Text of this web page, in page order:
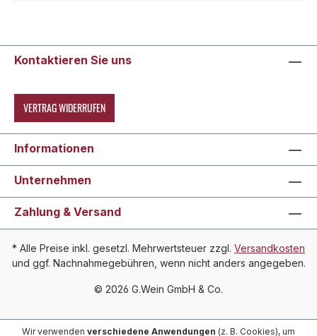
Kontaktieren Sie uns
VERTRAG WIDERRUFEN
Informationen
Unternehmen
Zahlung & Versand
* Alle Preise inkl. gesetzl. Mehrwertsteuer zzgl. Versandkosten
und ggf. Nachnahmegebühren, wenn nicht anders angegeben.
© 2026 G.Wein GmbH & Co.
Wir verwenden verschiedene Anwendungen (z. B. Cookies), um